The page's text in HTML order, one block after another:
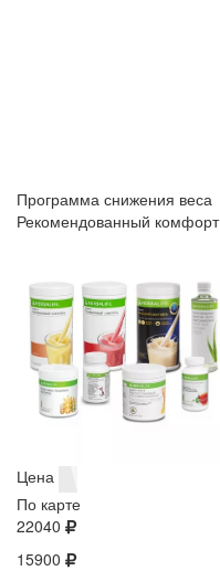
Программа снижения веса
Рекомендованный комфорт
Цена
По карте
22040
15900